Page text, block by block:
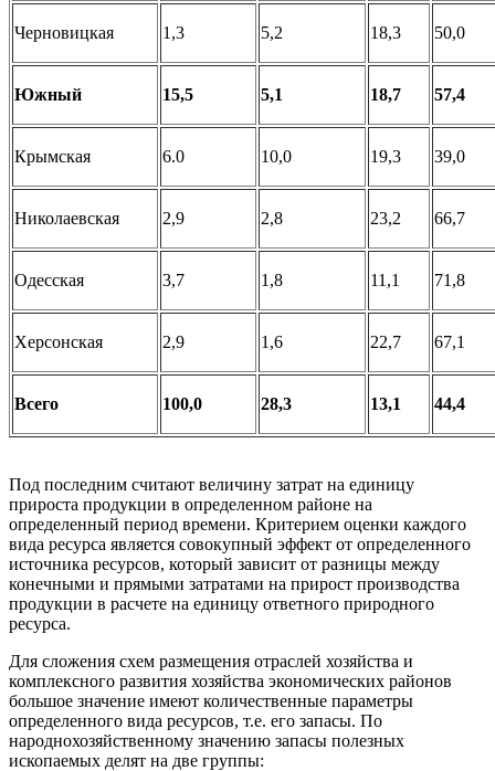
Черновицкая 1,3 5,2 18,3 50,0
Южный 15,5 5,1 18,7 57,4
Крымская 6.0 10,0 19,3 39,0
Николаевская 2,9 2,8 23,2 66,7
Одесская 3,7 1,8 11,1 71,8
Херсонская 2,9 1,6 22,7 67,1
Всего 100,0 28,3 13,1 44,4
Под последним считают величину затрат на единицу
прироста продукции в определенном районе на
определенный период времени. Критерием оценки каждого
вида ресурса является совокупный эффект от определенного
источника ресурсов, который зависит от разницы между
конечными и прямыми затратами на прирост производства
продукции в расчете на единицу ответного природного
ресурса.
Для сложения схем размещения отраслей хозяйства и
комплексного развития хозяйства экономических районов
большое значение имеют количественные параметры
определенного вида ресурсов, т.е. его запасы. По
народнохозяйственному значению запасы полезных
ископаемых делят на две группы: